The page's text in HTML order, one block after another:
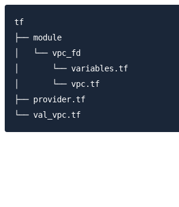
tf
├── module
│   └── vpc_fd
│       └── variables.tf
│       └── vpc.tf
├── provider.tf